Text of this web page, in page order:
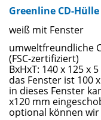
Greenline CD-
weiß mit Fenster
umweltfreundliche
(FSC-zertifiziert)
BxHxT: 140 x 125 x
das Fenster ist 100
in dieses Fenster
x120 mm
optional können wir